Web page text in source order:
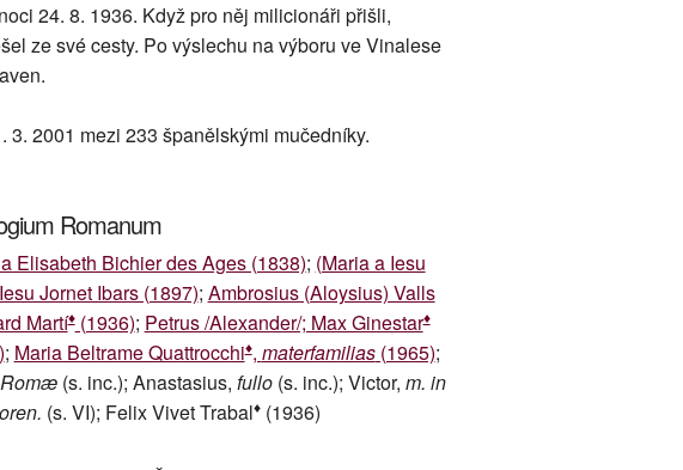
24. 8. 1936. Když pro něj milicionáři přišli,
ze své cesty. Po výslechu na výboru ve Vinalese
2001 mezi 233 španělskými mučedníky.
Romanum
Elisabeth Bichier des Ages (1838); (Maria a Iesu
Jornet Ibars (1897); Ambrosius (Aloysius) Valls
Martí♦(1936); Petrus /Alexander/; Max Ginestar♦
; Maria Beltrame Quattrocchi♦, materfamilias(1965);
(s. inc.); Anastasius, fullo(s. inc.); Victor, m. in
(s. VI); Felix Vivet Trabal♦(1936)